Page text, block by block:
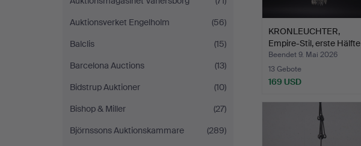
Auktionsverket Engelholm
(56)
Balclis
(15)
Barcelona Auctions
(13)
Bidstrup Auktioner
(10)
Bishop & Miller
(27)
Björnssons Auktionskammare
(289)
KRONLEUCHTER,
Empire-Stil, erste Hälfte
de…
Beendet 9. Mai 2026
13 Gebote
169 USD